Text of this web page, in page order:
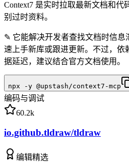
Context7 是实时拉取最新文档和代
别过时资料。
✎ 它能解决开发者查找文档时信
速上手新库或跟进更新。不过，依
据延迟，建议结合官方文档使用。
npx -y @upstash/context7-mcp
编码与调试
60.2k
io.github.tldraw/tldraw
编辑精选